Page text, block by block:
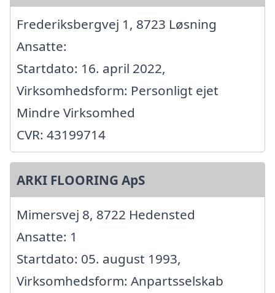
Frederiksbergvej 1, 8723 Løsning
Ansatte:
Startdato: 16. april 2022,
Virksomhedsform: Personligt ejet
Mindre Virksomhed
CVR: 43199714
ARKI FLOORING ApS
Mimersvej 8, 8722 Hedensted
Ansatte: 1
Startdato: 05. august 1993,
Virksomhedsform: Anpartsselskab